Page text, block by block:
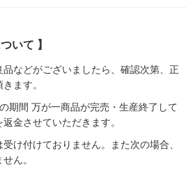
いて 】
などがございましたら、確認次第、正
ます。
期間 万が一商品が完売・生産終了して
金させていただきます。
け付けておりません。また次の場合、
ん。